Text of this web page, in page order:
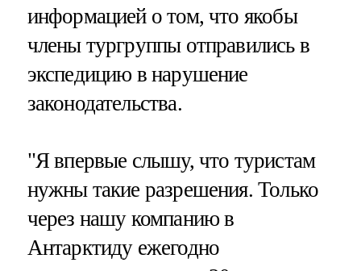
информацией о том, что якобы
члены тургруппы отправились в
экспедицию в нарушение
законодательства.
"Я впервые слышу, что туристам
нужны такие разрешения. Только
через нашу компанию в
Антарктиду ежегодно